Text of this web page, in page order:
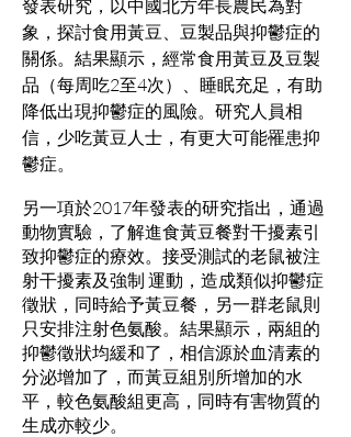
發表研究，以中國北方年長農民為對
象，探討食用黃豆、豆製品與抑鬱症的
關係。結果顯示，經常食用黃豆及豆製
品（每周吃2至4次）、睡眠充足，有助
降低出現抑鬱症的風險。研究人員相
信，少吃黃豆人士，有更大可能罹患抑
鬱症。
另一項於2017年發表的研究指出，通過
動物實驗，了解進食黃豆餐對干擾素引
致抑鬱症的療效。接受測試的老鼠被注
射干擾素及強制 運動，造成類似抑鬱症
徵狀，同時給予黃豆餐，另一群老鼠則
只安排注射色氨酸。結果顯示，兩組的
抑鬱徵狀均緩和了，相信源於血清素的
分泌增加了，而黃豆組別所增加的水
平，較色氨酸組更高，同時有害物質的
生成亦較少。